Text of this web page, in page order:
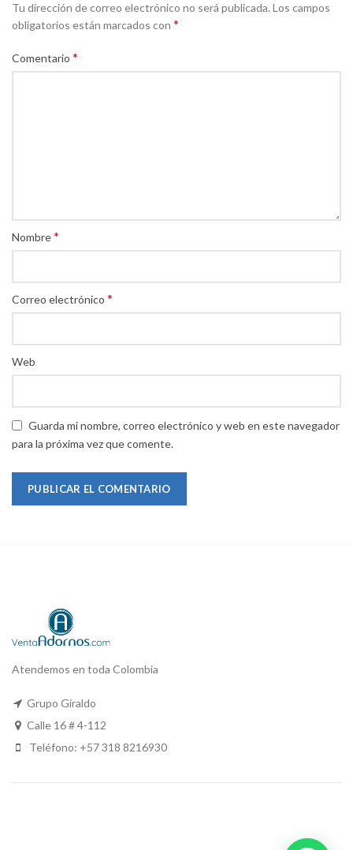
Tu dirección de correo electrónico no será publicada. Los campos
obligatorios están marcados con *
Comentario *
Nombre*
Correo electrónico *
Web
Guarda mi nombre, correo electrónico y web en este navegador
para la próxima vez que comente.
Atendemos en toda Colombia
Grupo Giraldo
Calle 16 # 4-112
Teléfono: +57 318 8216930